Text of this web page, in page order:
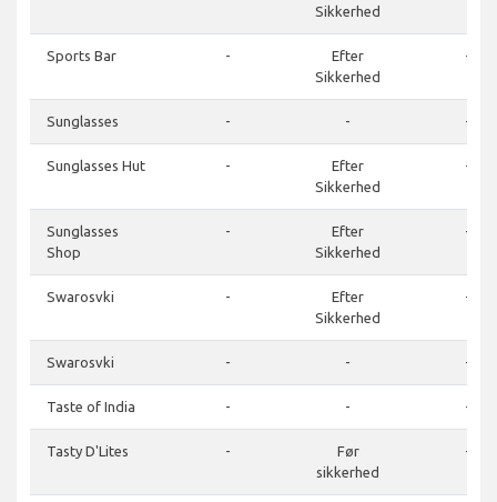
Sikkerhed
Sports Bar -
Efter
Sikkerhed
-
Sunglasses - - -
Sunglasses Hut -
Efter
Sikkerhed
-
Sunglasses
Shop
-
Efter
Sikkerhed
-
Swarosvki -
Efter
Sikkerhed
-
Swarosvki - - -
Taste of India - - -
Tasty D'Lites -
Før
sikkerhed
-